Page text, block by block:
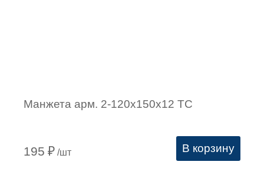
Манжета арм. 2-120х150х12 ТС
195 ₽ /шт В корзину